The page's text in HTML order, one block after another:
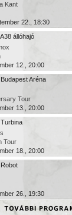
Kant
22., 18:30
állóhajó
12., 20:00
Aréna
Tour
13., 20:00
Tour
18., 20:00
26., 19:30